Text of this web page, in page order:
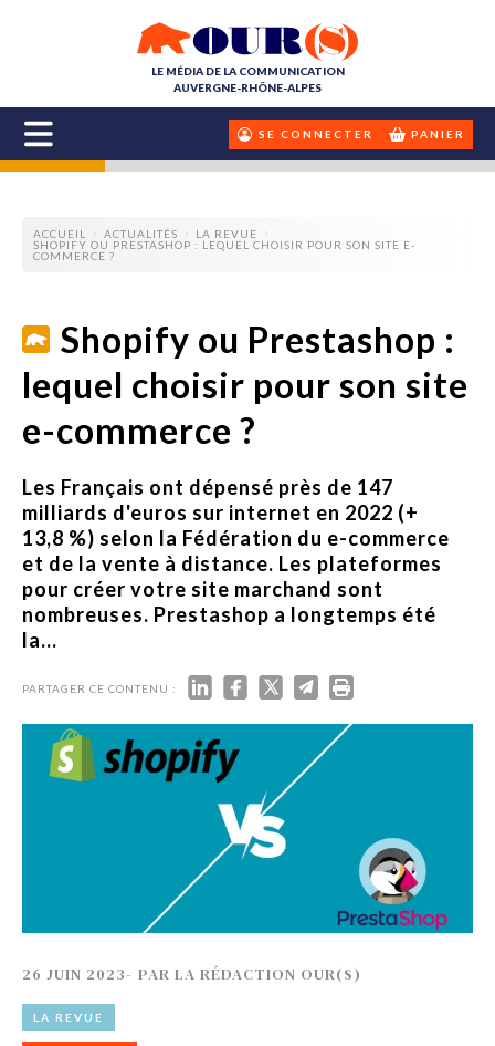
LE MÉDIA DE LA COMMUNICATION
AUVERGNE-RHÔNE-ALPES
SE CONNECTER PANIER
ACCUEIL ACTUALITÉS
LA REVUE
SHOPIFY OU PRESTASHOP : LEQUEL CHOISIR POUR SON SITE E-
COMMERCE ?
Shopify ou Prestashop :
lequel choisir pour son site
e-commerce ?
Les Français ont dépensé près de 147
milliards d'euros sur internet en 2022 (+
13,8 %) selon la Fédération du e-commerce
et de la vente à distance. Les plateformes
pour créer votre site marchand sont
nombreuses. Prestashop a longtemps été
la...
PARTAGER CE CONTENU :
26 JUIN 2023- PAR LA RÉDACTION OUR(S)
LA REVUE